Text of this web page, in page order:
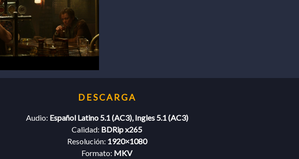
Audio: Español Latino 5.1 (AC3), Ingles 5.1 (AC3)
Calidad: BDRip x265
Resolución: 1920×1080
Formato: MKV